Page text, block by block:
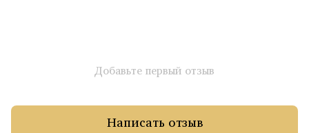
Добавьте первый отзыв
Написать отзыв